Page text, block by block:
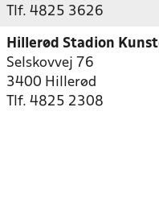
Tlf. 4825 3626
Hillerød Stadion
Selskovvej 76
3400 Hillerød
Tlf. 4825 2308